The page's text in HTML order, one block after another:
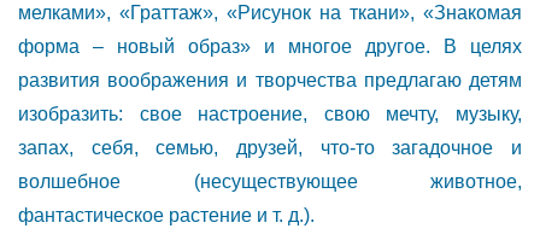
мелками», «Граттаж», «Рисунок на ткани», «Знакомая
форма – новый образ» и многое другое. В целях
развития воображения и творчества предлагаю детям
изобразить: свое настроение, свою мечту, музыку,
запах, себя, семью, друзей, что-то загадочное и
волшебное (несуществующее животное,
фантастическое растение и т. д.).